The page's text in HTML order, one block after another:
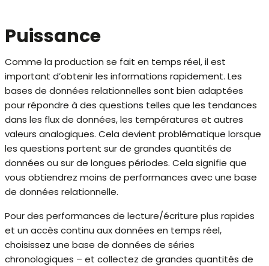
Puissance
Comme la production se fait en temps réel, il est
important d’obtenir les informations rapidement. Les
bases de données relationnelles sont bien adaptées
pour répondre à des questions telles que les tendances
dans les flux de données, les températures et autres
valeurs analogiques. Cela devient problématique lorsque
les questions portent sur de grandes quantités de
données ou sur de longues périodes. Cela signifie que
vous obtiendrez moins de performances avec une base
de données relationnelle.
Pour des performances de lecture/écriture plus rapides
et un accès continu aux données en temps réel,
choisissez une base de données de séries
chronologiques – et collectez de grandes quantités de